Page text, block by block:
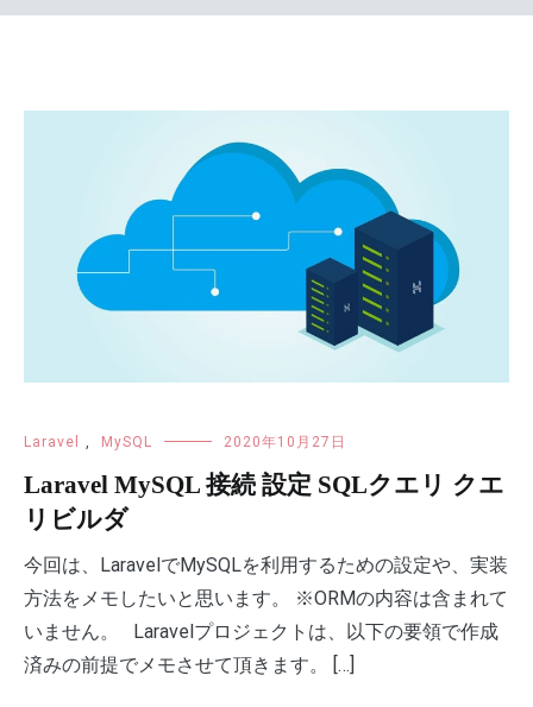
Laravel , MySQL 2020年10月27日
Laravel MySQL 接続 設定 SQLクエリ クエ
リビルダ
今回は、LaravelでMySQLを利用するための設定や、実装
方法をメモしたいと思います。 ※ORMの内容は含まれて
いません。 Laravelプロジェクトは、以下の要領で作成
済みの前提でメモさせて頂きます。 […]